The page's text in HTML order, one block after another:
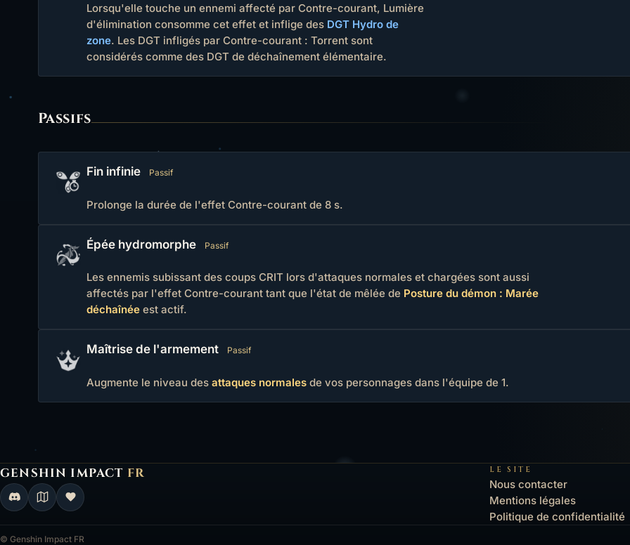
Lorsqu'elle touche un ennemi affecté par Contre-courant, Lumière
d'élimination consomme cet effet et inflige des DGT Hydro de
zone. Les DGT infligés par Contre-courant : Torrent sont
considérés comme des DGT de déchaînement élémentaire.
Passifs
Fin infinie Passif
Prolonge la durée de l'effet Contre-courant de 8 s.
Épée hydromorphe Passif
Les ennemis subissant des coups CRIT lors d'attaques normales et chargées sont aussi
affectés par l'effet Contre-courant tant que l'état de mêlée de Posture du démon : Marée
déchaînéeest actif.
Maîtrise de l'armement Passif
Augmente le niveau des attaques normalesde vos personnages dans l'équipe de 1.
GENSHIN IMPACT FR
Genshin Impact FR, retour à l'accueil
LE SITE
Nous contacter
Mentions légales
Politique de confidentialité
© Genshin Impact FR